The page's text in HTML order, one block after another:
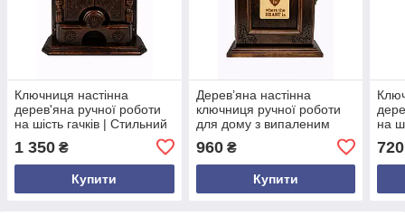
Ключниця настінна
дерев'яна ручної роботи
на шість гачків | Стильний
органайзер для ключів з
натурального дерева
1 350 ₴
Купити
Дерев’яна настінна
ключниця ручної роботи
для дому з випаленим
будиночком | Органайзер
для ключів з дерева на 7
гачків | Ключниця
960₴
Купити
на
720